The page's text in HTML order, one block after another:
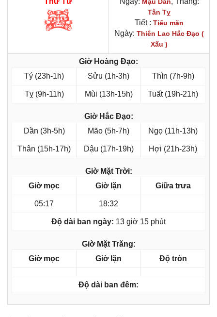
Tân Tỵ
Tiết : Tiểu mãn
Ngày: Thiên Lao Hắc Đạo (
Xấu )
Giờ Hoàng Đạo:
Tý (23h-1h)
Sửu (1h-3h) Thìn (7h-9h)
Tỵ (9h-11h) Mùi (13h-15h) Tuất (19h-21h)
Giờ Hắc Đạo:
Dần (3h-5h)
Mão (5h-7h) Ngọ (11h-13h)
Thân (15h-17h) Dậu (17h-19h) Hợi (21h-23h)
Giờ Mặt Trời:
Giờ mọc
Giờ lặn Giữa trưa
05:17 18:32
Độ dài ban ngày: 13 giờ 15 phút
Giờ Mặt Trăng:
Giờ mọc
Giờ lặn Độ tròn
Độ dài ban đêm: